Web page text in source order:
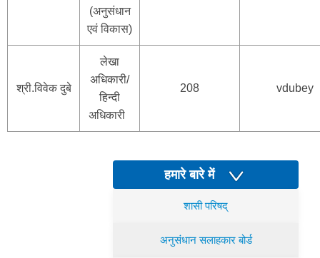
(अनुसंधान
एवं विकास)
श्री.विवेक दुबे
लेखा
अधिकारी/
हिन्दी
अधिकारी
208 vdubey
हमारे बारे में
शासी परिषद्
अनुसंधान सलाहकार बोर्ड